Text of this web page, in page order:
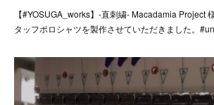
【#YOSUGA_works】-直刺繍- Macadamia Project
タッフポロシャツを製作させていただきました。